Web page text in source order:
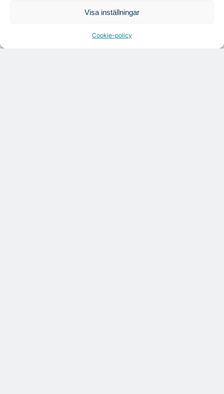
Visa inställningar
Cookie-policy